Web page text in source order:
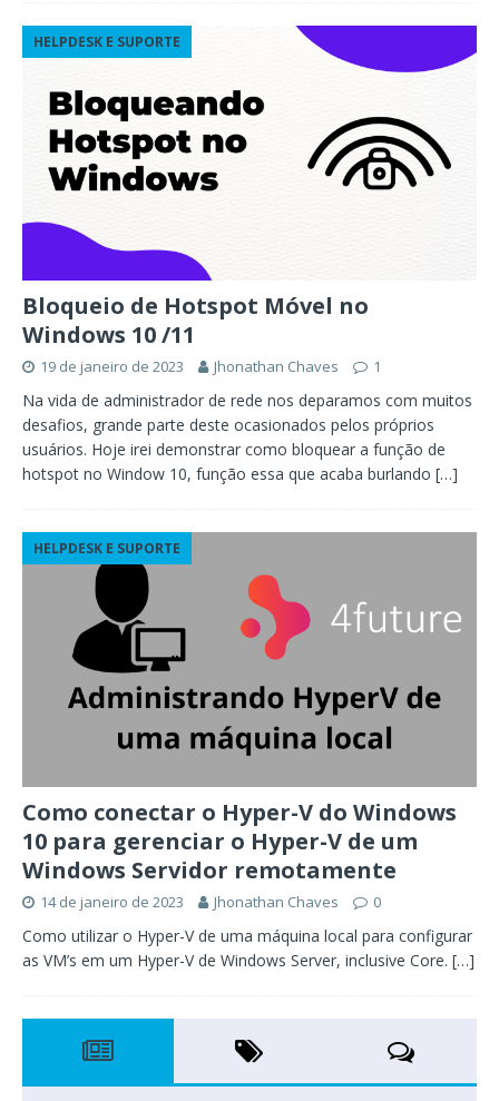
HELPDESK E SUPORTE
Bloqueio de Hotspot Móvel no
Windows 10 /11
19 de janeiro de 2023 Jhonathan Chaves 1
Na vida de administrador de rede nos deparamos com muitos
desafios, grande parte deste ocasionados pelos próprios
usuários. Hoje irei demonstrar como bloquear a função de
hotspot no Window 10, função essa que acaba burlando […]
HELPDESK E SUPORTE
Como conectar o Hyper-V do Windows
10 para gerenciar o Hyper-V de um
Windows Servidor remotamente
14 de janeiro de 2023 Jhonathan Chaves 0
Como utilizar o Hyper-V de uma máquina local para configurar
as VM’s em um Hyper-V de Windows Server, inclusive Core. […]